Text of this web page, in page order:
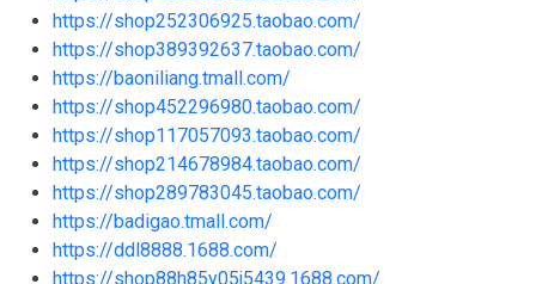
https://shop252306925.taobao.com/
https://shop389392637.taobao.com/
https://baoniliang.tmall.com/
https://shop452296980.taobao.com/
https://shop117057093.taobao.com/
https://shop214678984.taobao.com/
https://shop289783045.taobao.com/
https://badigao.tmall.com/
https://ddl8888.1688.com/
https://shop88h85y05j5439.1688.com/